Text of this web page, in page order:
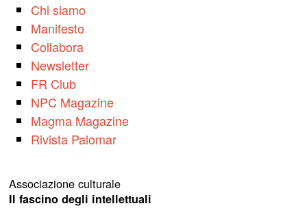
Chi siamo
Manifesto
Collabora
Newsletter
FR Club
NPC Magazine
Magma Magazine
Rivista Palomar
Associazione culturale
Il fascino degli intellettuali